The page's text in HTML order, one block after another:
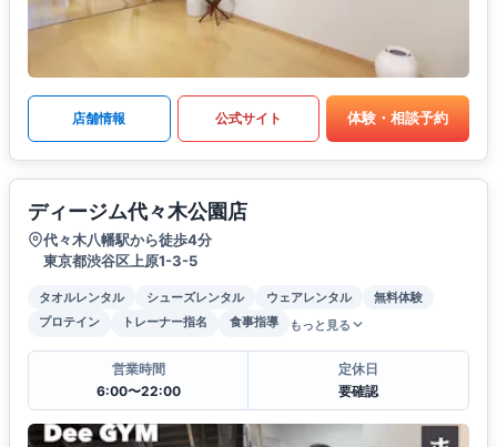
店舗情報 公式サイト 体験・相談予約
ディージム代々木公園店
代々木八幡駅から徒歩4分
東京都渋谷区上原1-3-5
タオルレンタル シューズレンタル ウェアレンタル
無料体験
プロテイン
トレーナー指名 食事指導 もっと見る
営業時間
6:00〜22:00
定休日
要確認